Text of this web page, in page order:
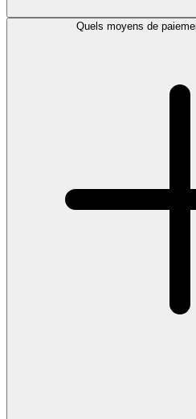
Quels moyens de